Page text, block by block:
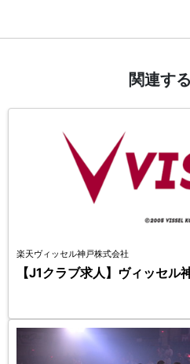
関連す
楽天ヴィッセル神戸株式会社
【J1クラブ求人】ヴィッセル